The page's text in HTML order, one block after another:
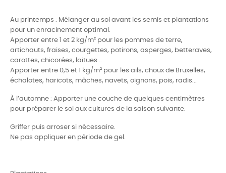
Au printemps : Mélanger au sol avant les semis et plantations
pour un enracinement optimal.
Apporter entre 1 et 2 kg/m² pour les pommes de terre,
artichauts, fraises, courgettes, potirons, asperges, betteraves,
carottes, chicorées, laitues...
Apporter entre 0,5 et 1 kg/m² pour les ails, choux de Bruxelles,
échalotes, haricots, mâches, navets, oignons, pois, radis...
À l’automne : Apporter une couche de quelques centimètres
pour préparer le sol aux cultures de la saison suivante.
Griffer puis arroser si nécessaire.
Ne pas appliquer en période de gel.